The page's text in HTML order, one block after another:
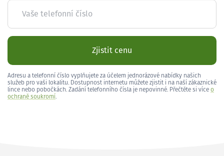
Vaše telefonní číslo
Zjistit cenu
Adresu a telefonní číslo vyplňujete za účelem jednorázové nabídky našich
služeb pro vaši lokalitu. Dostupnost internetu můžete zjistit i na naší zákaznické
lince nebo pobočkách. Zadání telefonního čísla je nepovinné. Přečtěte si více o
ochraně soukromí.